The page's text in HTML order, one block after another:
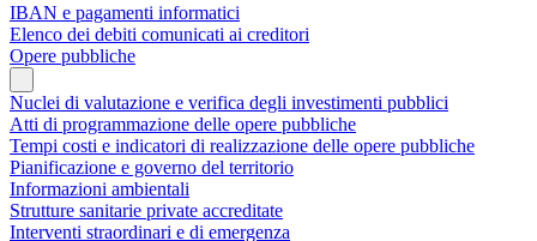
IBAN e pagamenti informatici
Elenco dei debiti comunicati ai creditori
Opere pubbliche
Nuclei di valutazione e verifica degli investimenti pubblici
Atti di programmazione delle opere pubbliche
Tempi costi e indicatori di realizzazione delle opere pubbliche
Pianificazione e governo del territorio
Informazioni ambientali
Strutture sanitarie private accreditate
Interventi straordinari e di emergenza